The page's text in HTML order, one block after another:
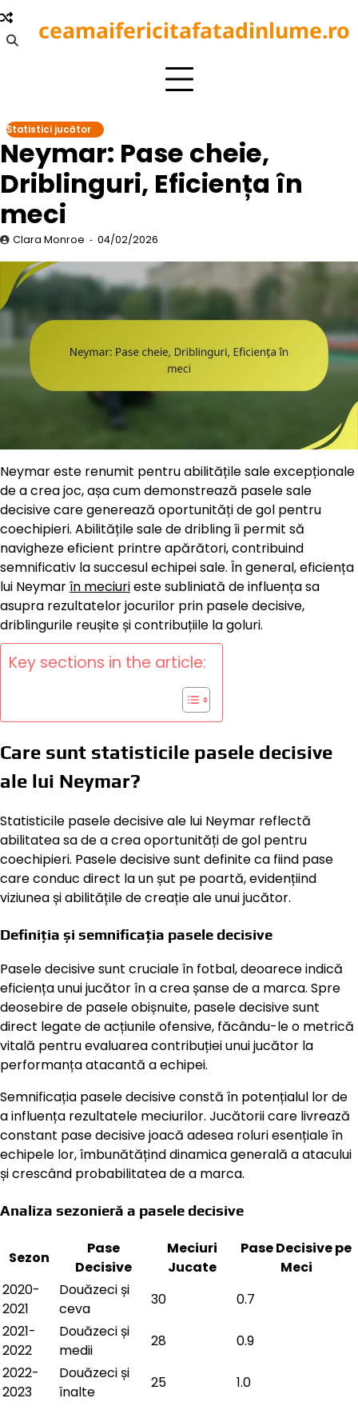
Skip
to
content
ceamaifericitafatadinlume.ro
Statistici jucător
Neymar: Pase cheie,
Driblinguri, Eficiența în
meci
Clara Monroe 04/02/2026
Neymar este renumit pentru abilitățile sale excepționale
de a crea joc, așa cum demonstrează pasele sale
decisive care generează oportunități de gol pentru
coechipieri. Abilitățile sale de dribling îi permit să
navigheze eficient printre apărători, contribuind
semnificativ la succesul echipei sale. În general, eficiența
lui Neymarîn meciurieste subliniată de influența sa
asupra rezultatelor jocurilor prin pasele decisive,
driblingurile reușite și contribuțiile la goluri.
Key sections in the article:
Care sunt statisticile pasele decisive
ale lui Neymar?
Statisticile pasele decisive ale lui Neymar reflectă
abilitatea sa de a crea oportunități de gol pentru
coechipieri. Pasele decisive sunt definite ca fiind pase
care conduc direct la un șut pe poartă, evidențiind
viziunea și abilitățile de creație ale unui jucător.
Definiția și semnificația pasele decisive
Pasele decisive sunt cruciale în fotbal, deoarece indică
eficiența unui jucător în a crea șanse de a marca. Spre
deosebire de pasele obișnuite, pasele decisive sunt
direct legate de acțiunile ofensive, făcându-le o metrică
vitală pentru evaluarea contribuției unui jucător la
performanța atacantă a echipei.
Semnificația pasele decisive constă în potențialul lor de
a influența rezultatele meciurilor. Jucătorii care livrează
constant pase decisive joacă adesea roluri esențiale în
echipele lor, îmbunătățind dinamica generală a atacului
și crescând probabilitatea de a marca.
Analiza sezonieră a pasele decisive
Sezon
Pase
Decisive
Meciuri
Jucate
Pase Decisive pe
Meci
2020-
2021
Douăzeci și
ceva
30
0.7
2021-
2022
Douăzeci și
medii
28
0.9
2022-
2023
Douăzeci și
înalte
25 1.0